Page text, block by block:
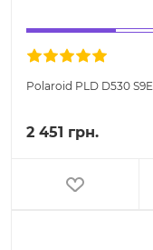
Polaroid PLD D530
2 451 грн.